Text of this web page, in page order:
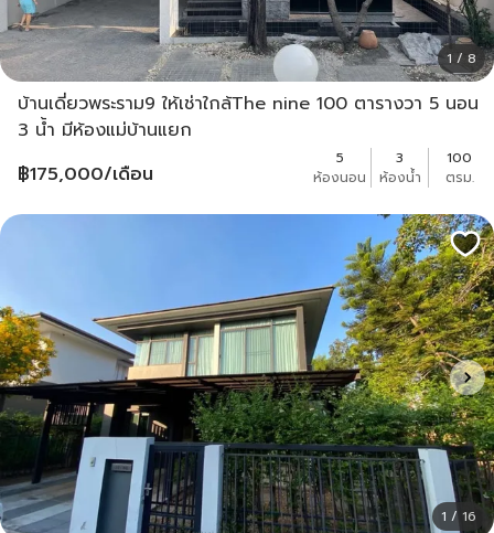
1 / 8
บ้านเดี่ยวพระราม9 ให้เช่าใกล้The nine 100 ตารางวา 5 นอน
3 น้ำ มีห้องแม่บ้านแยก
฿175,000/เดือน
5
ห้องนอน
3
ห้องน้ำ
100
ตรม.
1 / 16